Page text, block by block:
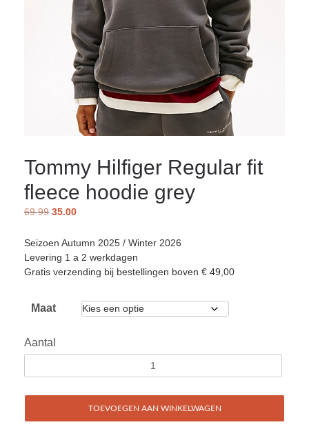
Tommy Hilfiger Regular fit
fleece hoodie grey
69.99 35.00
Seizoen Autumn 2025 / Winter 2026
Levering 1 a 2 werkdagen
Gratis verzending bij bestellingen boven € 49,00
Maat
Aantal
TOEVOEGEN AAN WINKELWAGEN